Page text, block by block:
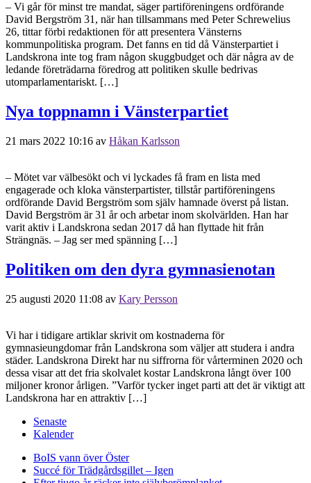
– Vi går för minst tre mandat, säger partiföreningens ordförande
David Bergström 31, när han tillsammans med Peter Schrewelius
26, tittar förbi redaktionen för att presentera Vänsterns
kommunpolitiska program. Det fanns en tid då Vänsterpartiet i
Landskrona inte tog fram någon skuggbudget och där några av de
ledande företrädarna föredrog att politiken skulle bedrivas
utomparlamentariskt. […]
Nya toppnamn i Vänsterpartiet
21 mars 2022 10:16 av Håkan Karlsson
– Mötet var välbesökt och vi lyckades få fram en lista med
engagerade och kloka vänsterpartister, tillstår partiföreningens
ordförande David Bergström som själv hamnade överst på listan.
David Bergström är 31 år och arbetar inom skolvärlden. Han har
varit aktiv i Landskrona sedan 2017 då han flyttade hit från
Strängnäs. – Jag ser med spänning […]
Politiken om den dyra gymnasienotan
25 augusti 2020 11:08 av Kary Persson
Vi har i tidigare artiklar skrivit om kostnaderna för
gymnasieungdomar från Landskrona som väljer att studera i andra
städer. Landskrona Direkt har nu siffrorna för vårterminen 2020 och
dessa visar att det fria skolvalet kostar Landskrona långt över 100
miljoner kronor årligen. ”Varför tycker inget parti att det är viktigt att
Landskrona har en attraktiv […]
Senaste
Kalender
BoIS vann över Öster
Succé för Trädgårdsgillet – Igen